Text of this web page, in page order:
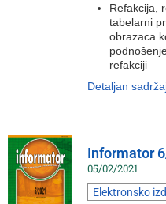
Refakcija,
tabelarni
obrazaca
refakciji
Detaljan
Informator
05/02/2021
Elektronsko